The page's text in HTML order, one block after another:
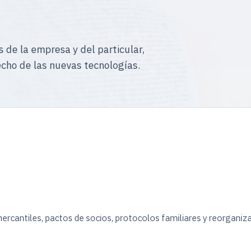
de la empresa y del particular,
de las nuevas tecnologías.
pactos de socios, protocolos familiares y